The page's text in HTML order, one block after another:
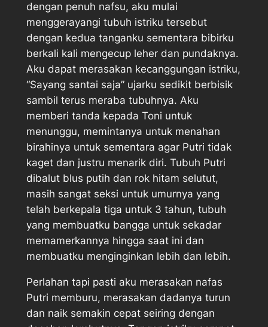
dengan penuh nafsu, aku mulai
menggerayangi tubuh istriku tersebut
dengan kedua tanganku sementara bibirku
berkali kali mengecup leher dan pundaknya.
Aku dapat merasakan kecanggungan istriku,
“Sayang santai saja” ujarku sedikit berbisik
sambil terus meraba tubuhnya. Aku
memberi tanda kepada Toni untuk
menunggu, memintanya untuk menahan
birahinya untuk sementara agar Putri tidak
kaget dan justru menarik diri. Tubuh Putri
dibalut blus putih dan rok hitam selutut,
masih sangat seksi untuk umurnya yang
telah berkepala tiga untuk 3 tahun, tubuh
yang membuatku bangga untuk sekadar
memamerkannya hingga saat ini dan
membuatku menginginkan lebih dan lebih.
Perlahan tapi pasti aku merasakan nafas
Putri memburu, merasakan dadanya turun
dan naik semakin cepat seiring dengan